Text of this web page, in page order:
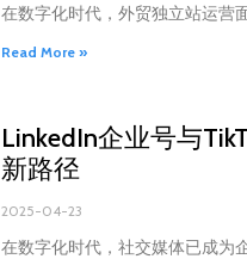
在数字化时代，外贸独立站运营
Read More »
LinkedIn企业号与
新路径
2025-04-23
在数字化时代，社交媒体已成为